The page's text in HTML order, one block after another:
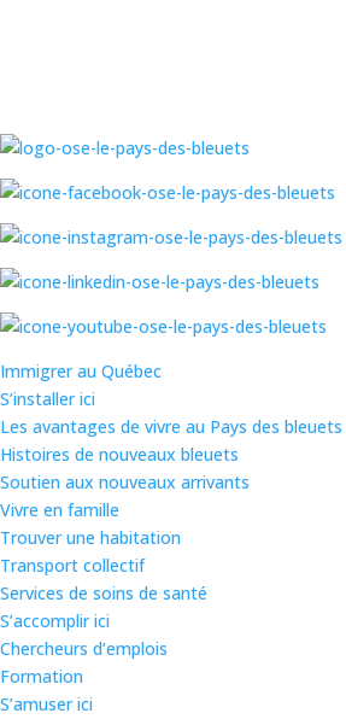
Immigrer au Québec
S’installer ici
Les avantages de vivre au Pays des bleuets
Histoires de nouveaux bleuets
Soutien aux nouveaux arrivants
Vivre en famille
Trouver une habitation
Transport collectif
Services de soins de santé
S’accomplir ici
Chercheurs d’emplois
Formation
S’amuser ici